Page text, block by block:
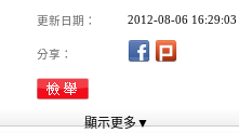
更新日期： 2012-08-06 16:29:03
分享：